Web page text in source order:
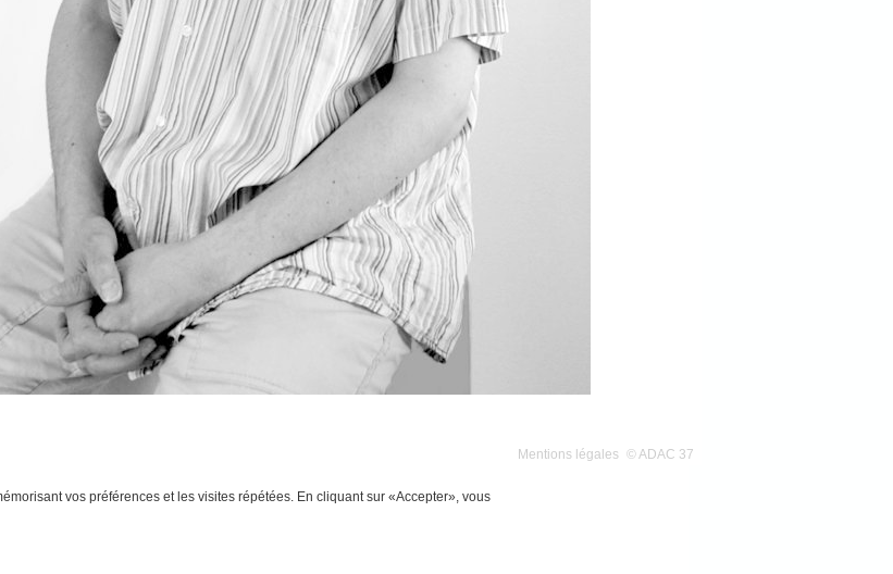
Mentions légales © ADAC 37
vos préférences et les visites répétées. En cliquant sur «Accepter», vous